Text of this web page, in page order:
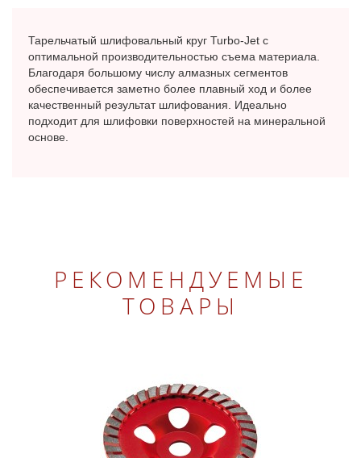
Тарельчатый шлифовальный круг Turbo-Jet с
оптимальной производительностью съема материала.
Благодаря большому числу алмазных сегментов
обеспечивается заметно более плавный ход и более
качественный результат шлифования. Идеально
подходит для шлифовки поверхностей на минеральной
основе.
РЕКОМЕНДУЕМЫЕ
ТОВАРЫ